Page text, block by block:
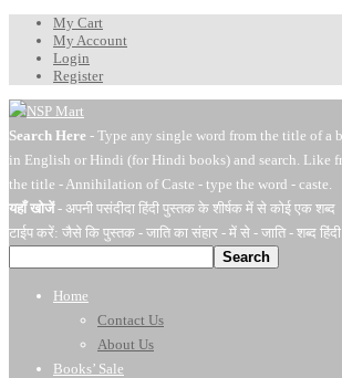
My Cart
My Account
Login
Register
Search Here - Type any single word from the title of a
in English or Hindi (for Hindi books) and search. Like
the title - Annihilation of Caste - type the word - caste.
यहाँ खोजें- अपनी पसंदीदा हिंदी पुस्तक के शीर्षक में से कोई एक शब्द
टाईप करें: जैसे कि पुस्तक - जाति का संहार - में से - जाति - शब्द
Search
Home
Contact Us
About Us
Books’ Sale